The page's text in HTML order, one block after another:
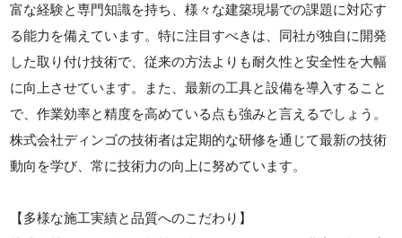
富な経験と専門知識を持ち、様々な建築現場での課題に対応す
る能力を備えています。特に注目すべきは、同社が独自に開発
した取り付け技術で、従来の方法よりも耐久性と安全性を大幅
に向上させています。また、最新の工具と設備を導入すること
で、作業効率と精度を高めている点も強みと言えるでしょう。
株式会社ディンゴの技術者は定期的な研修を通じて最新の技術
動向を学び、常に技術力の向上に努めています。
【多様な施工実績と品質へのこだわり】